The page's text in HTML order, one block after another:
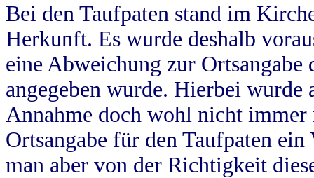
Bei den Taufpaten stand im
Herkunft. Es wurde deshalb
eine Abweichung zur
angegeben wurde. Hierbei wurde
Annahme doch wohl nicht
Ortsangabe für den Taufpaten
man aber von der Richtigkeit